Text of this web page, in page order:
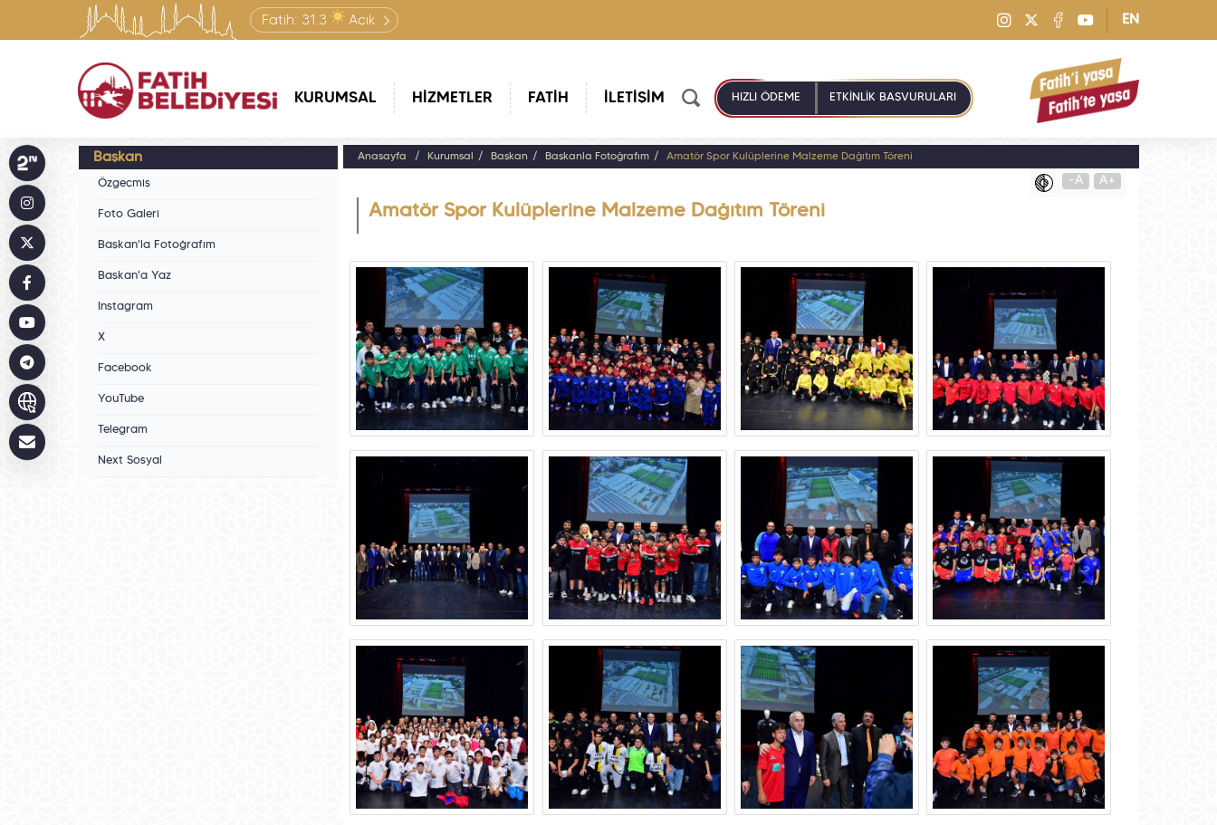
Fatih: 31.3 Açık EN
KURUMSAL HİZMETLER FATİH İLETİŞİM HIZLI ÖDEME ETKİNLİK BAŞVURULARI
Başkan
Özgeçmiş
Foto Galeri
Başkan'la Fotoğrafım
Başkan'a Yaz
Instagram
X
Facebook
YouTube
Telegram
Next Sosyal
Anasayfa Kurumsal Başkan Başkanla Fotoğrafım Amatör Spor Kulüplerine Malzeme Dağıtım Töreni
-A A+
Amatör Spor Kulüplerine Malzeme Dağıtım Töreni